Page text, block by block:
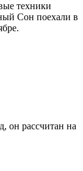
техники
Сон поехали в
он рассчитан на